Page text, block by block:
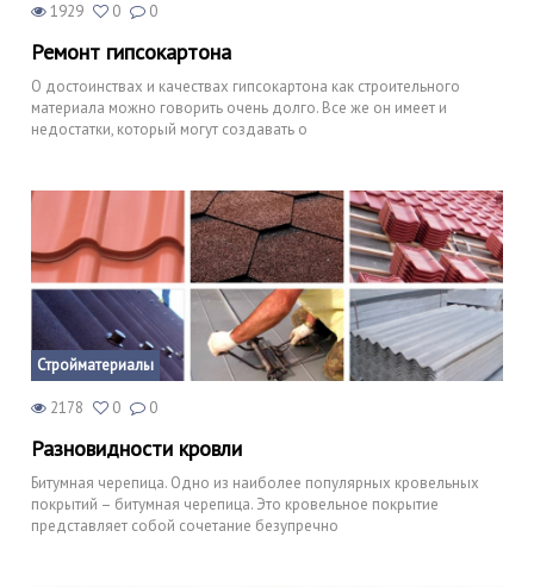
1929 0 0
Ремонт гипсокартона
О достоинствах и качествах гипсокартона как строительного
материала можно говорить очень долго. Все же он имеет и
недостатки, который могут создавать о
Стройматериалы
2178 0 0
Разновидности кровли
Битумная черепица. Одно из наиболее популярных кровельных
покрытий – битумная черепица. Это кровельное покрытие
представляет собой сочетание безупречно